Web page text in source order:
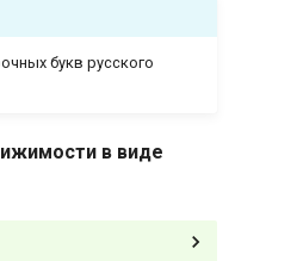
букв русского
в виде